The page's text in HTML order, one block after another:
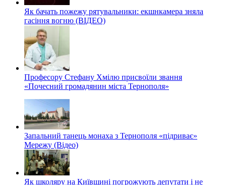
Як бачать пожежу рятувальники: екшнкамера зняла
гасіння вогню (ВІДЕО)
Професору Стефану Хмілю присвоїли звання
«Почесний громадянин міста Тернополя»
Запальний танець монаха з Тернополя «підриває»
Мережу (Відео)
Як школяру на Київщині погрожують депутати і не